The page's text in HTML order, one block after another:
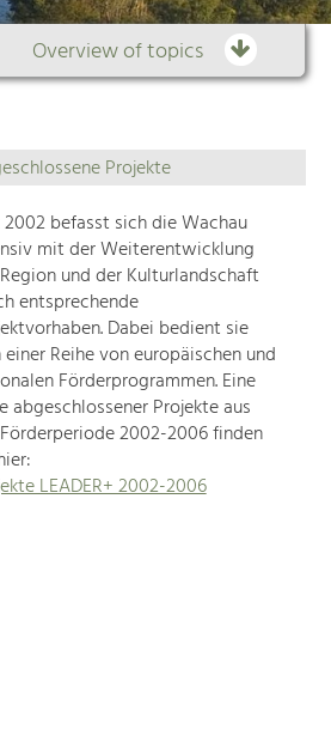
Overview of topics
Overview
of
topics
Development
within
our
region
is
extremely
diverse.
Which
Projekte
2002 befasst sich die Wachau
mit der Weiterentwicklung
und der Kulturlandschaft
entsprechende
Dabei bedient sie
einer Reihe von europäischen und
Förderprogrammen. Eine
abgeschlossener Projekte aus
2002-2006 finden
LEADER+ 2002-2006